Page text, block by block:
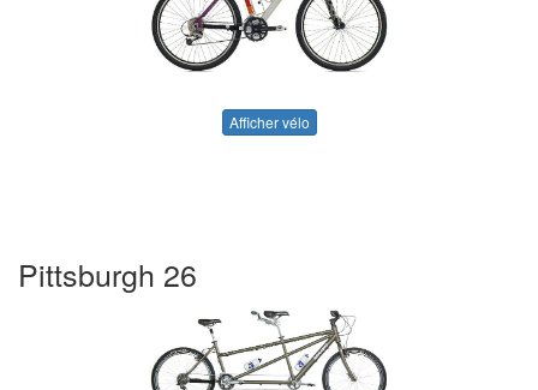
Afficher vélo
Pittsburgh 26